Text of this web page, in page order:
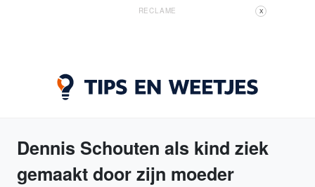
RECLAME X
Dennis Schouten als kind ziek
gemaakt door zijn moeder